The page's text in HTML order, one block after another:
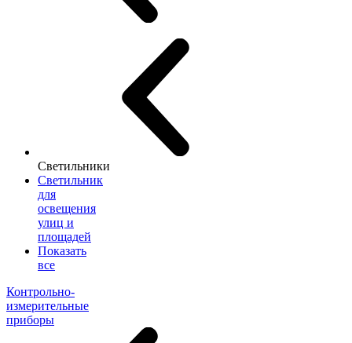
Светильники
Светильник
для
освещения
улиц и
площадей
Показать
все
Контрольно-
измерительные
приборы